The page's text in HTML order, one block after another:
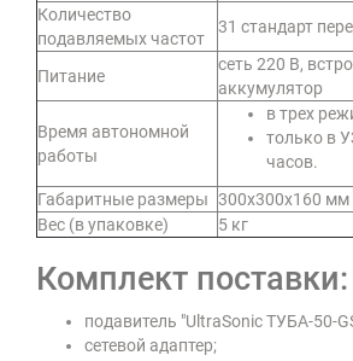
Количество
подавляемых частот
31 стандарт
Питание
сеть 220 В,
аккумулятор
Время автономной
работы
в трех
только в
часов.
Габаритные размеры 300х300х160 мм
Вес (в упаковке)
5 кг
Комплект поставки:
подавитель "UltraSonic ТУБА-50-
сетевой адаптер;